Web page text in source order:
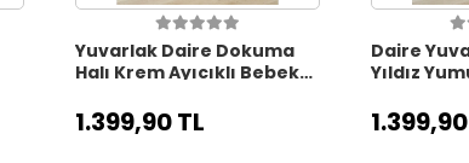
Yuvarlak Daire Dokuma
Halı Krem Ayıcıklı Bebek
Odası Dokuma Halı 24
DAİRE
1.399,90 TL
Daire
Yıldız
Çocuk
DAİRE